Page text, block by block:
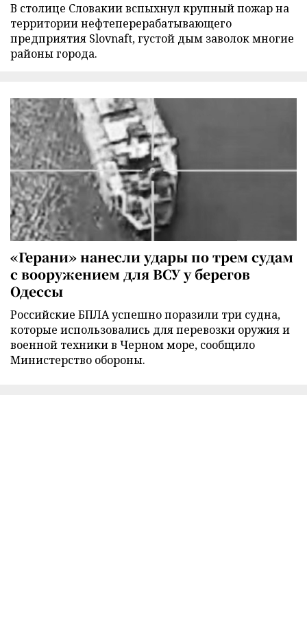
В столице Словакии вспыхнул крупный пожар на
территории нефтеперерабатывающего
предприятия Slovnaft, густой дым заволок многие
районы города.
«Герани» нанесли удары по трем судам
с вооружением для ВСУ у берегов
Одессы
Российские БПЛА успешно поразили три судна,
которые использовались для перевозки оружия и
военной техники в Черном море, сообщило
Министерство обороны.